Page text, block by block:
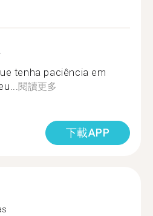
tenha paciência em
閱讀更多
下載APP